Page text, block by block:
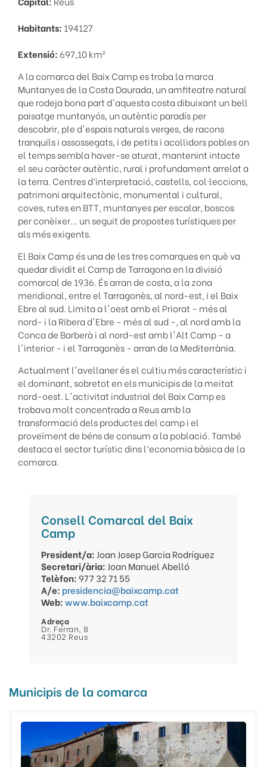
Habitants: 194127
Extensió: 697,10 km²
A la comarca del Baix Camp es troba la marca
Muntanyes de la Costa Daurada, un amfiteatre natural
que rodeja bona part d'aquesta costa dibuixant un bell
paisatge muntanyós, un autèntic paradís per
descobrir, ple d'espais naturals verges, de racons
tranquils i assossegats, i de petits i acollidors pobles on
el temps sembla haver-se aturat, mantenint intacte
el seu caràcter autèntic, rural i profundament arrelat a
la terra. Centres d’interpretació, castells, col·leccions,
patrimoni arquitectònic, monumental i cultural,
coves, rutes en BTT, muntanyes per escalar, boscos
per conèixer... un seguit de propostes turístiques per
als més exigents.
El Baix Camp és una de les tres comarques en què va
quedar dividit el Camp de Tarragona en la divisió
comarcal de 1936. És arran de costa, a la zona
meridional, entre el Tarragonès, al nord-est, i el Baix
Ebre al sud. Limita a l'oest amb el Priorat - més al
nord- i la Ribera d'Ebre - més al sud -, al nord amb la
Conca de Barberà i al nord-est amb l'Alt Camp - a
l'interior - i el Tarragonès - arran de la Mediterrània.
Actualment l'avellaner és el cultiu més característic i
el dominant, sobretot en els municipis de la meitat
nord-oest. L'activitat industrial del Baix Camp es
trobava molt concentrada a Reus amb la
transformació dels productes del camp i el
proveïment de béns de consum a la població. També
destaca el sector turístic dins l’economia bàsica de la
comarca.
Consell Comarcal del Baix
Camp
President/a:Joan Josep Garcia Rodríguez
Secretari/ària:Joan Manuel Abelló
Telèfon: 977 32 71 55
A/e: presidencia@baixcamp.cat
Web:www.baixcamp.cat
Adreça
Dr. Ferran, 8
43202 Reus
Municipis de la comarca